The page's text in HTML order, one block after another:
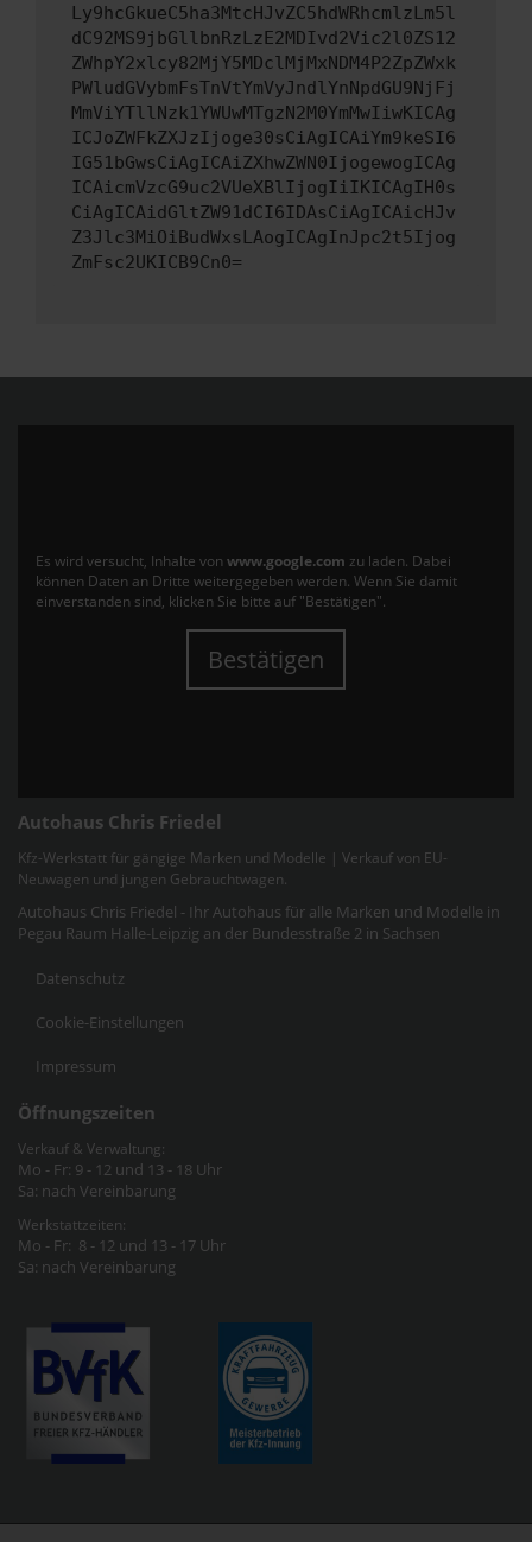
Ly9hcGkueC5ha3MtcHJvZC5hdWRhcmlzLm5l
dC92MS9jbGllbnRzLzE2MDIvd2Vic2l0ZS12
ZWhpY2xlcy82MjY5MDclMjMxNDM4P2ZpZWxk
PWludGVybmFsTnVtYmVyJndlYnNpdGU9NjFj
MmViYTllNzk1YWUwMTgzN2M0YmMwIiwKICAg
ICJoZWFkZXJzIjoge30sCiAgICAiYm9keSI6
IG51bGwsCiAgICAiZXhwZWN0IjogewogICAg
ICAicmVzcG9uc2VUeXBlIjogIiIKICAgIH0s
CiAgICAidGltZW91dCI6IDAsCiAgICAicHJv
Z3Jlc3MiOiBudWxsLAogICAgInJpc2t5Ijog
ZmFsc2UKICB9Cn0=
Es wird versucht, Inhalte von www.google.com zu laden. Dabei
können Daten an Dritte weitergegeben werden. Wenn Sie damit
einverstanden sind, klicken Sie bitte auf "Bestätigen".
Bestätigen
Autohaus Chris Friedel
Kfz-Werkstatt für gängige Marken und Modelle | Verkauf von EU-
Neuwagen und jungen Gebrauchtwagen.
Autohaus Chris Friedel - Ihr Autohaus für alle Marken und Modelle in
Pegau Raum Halle-Leipzig an der Bundesstraße 2 in Sachsen
Datenschutz
Cookie-Einstellungen
Impressum
Öffnungszeiten
Verkauf & Verwaltung:
Mo - Fr: 9 - 12 und 13 - 18 Uhr
Sa: nach Vereinbarung
Werkstattzeiten:
Mo - Fr: 8 - 12 und 13 - 17 Uhr
Sa: nach Vereinbarung